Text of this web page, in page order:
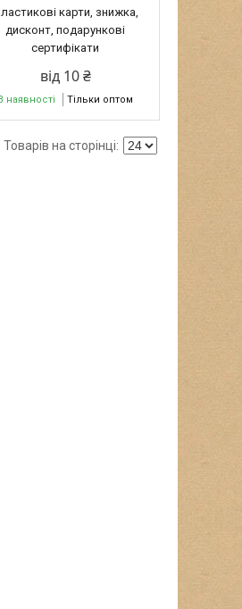
карти, знижка,
дисконт, подарункові
сертифікати
від 10 ₴
наявності Тільки оптом